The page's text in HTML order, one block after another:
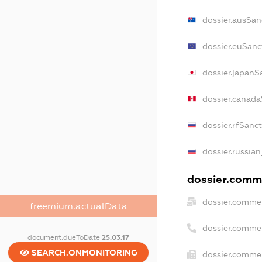
freemium.actualData
document.dueToDate25.03.17
SEARCH.ONMONITORING